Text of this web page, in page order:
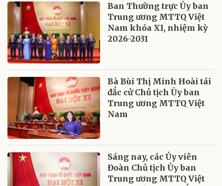
Ban Thường trực Ủy ban
Trung ương MTTQ Việt
Nam khóa XI, nhiệm kỳ
2026-2031
Bà Bùi Thị Minh Hoài tái
đắc cử Chủ tịch Ủy ban
Trung ương MTTQ Việt
Nam
Sáng nay, các Ủy viên
Đoàn Chủ tịch Ủy ban
Trung ương MTTQ Việt